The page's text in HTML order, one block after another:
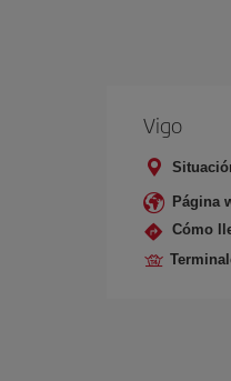
Vigo
Página
Cómo